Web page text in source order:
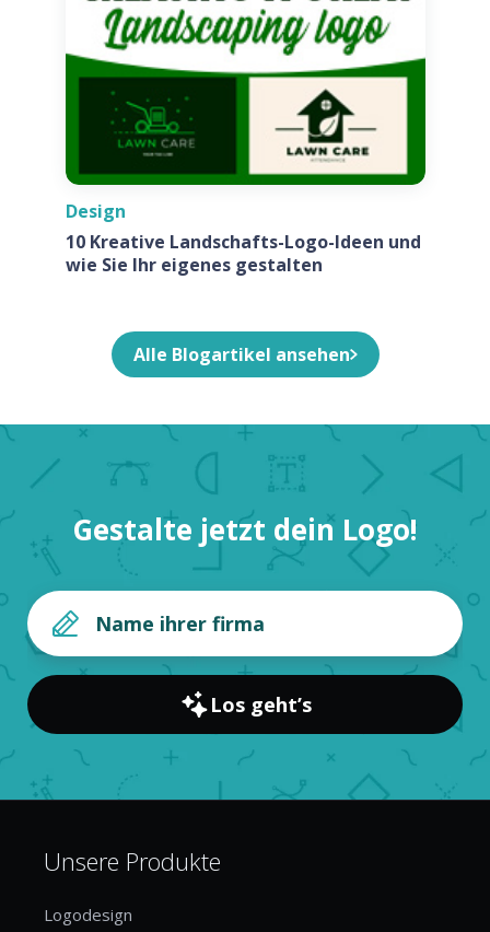
Design
10 Kreative Landschafts-Logo-Ideen und
wie Sie Ihr eigenes gestalten
Alle Blogartikel ansehen
Gestalte jetzt dein Logo!
Los geht’s
Unsere Produkte
Logodesign